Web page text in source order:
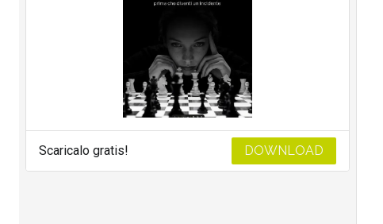
Scaricalo gratis! DOWNLOAD